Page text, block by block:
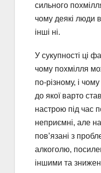
сильного
чому деякі люди
інші ні.
У сукупності ці
чому похмілля
по-різному, і
до якої варто
настрою під час
неприємні, але
пов’язані з
алкоголю,
іншими та